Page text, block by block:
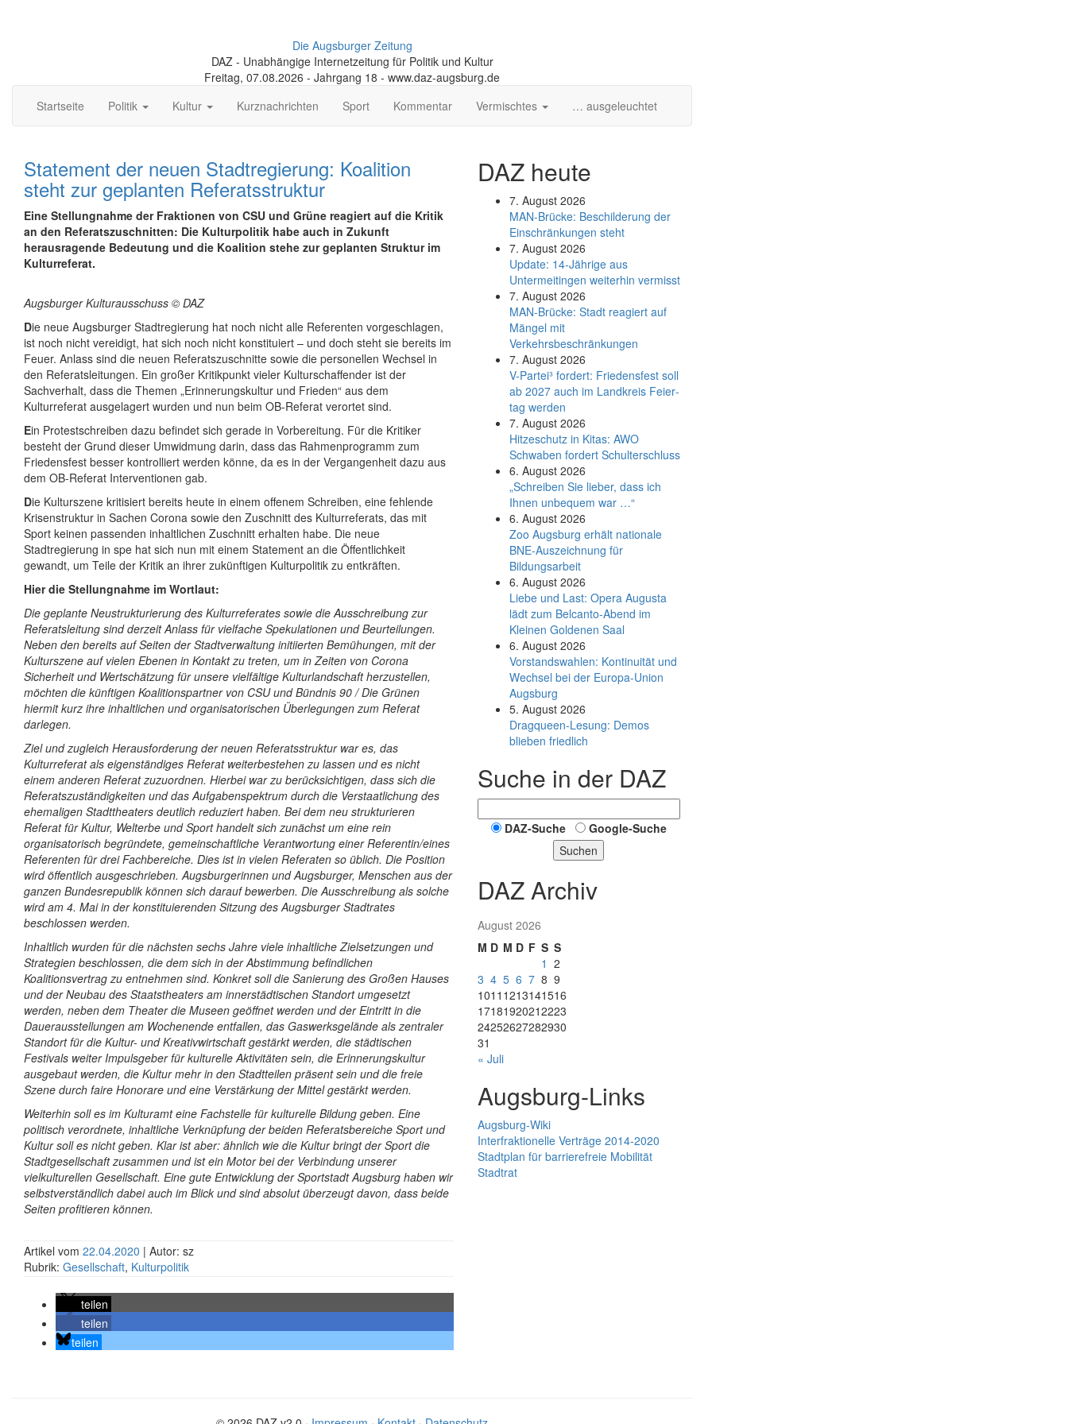
Die Augsburger Zeitung
DAZ - Unabhängige Internetzeitung für Politik und Kultur
Freitag, 07.08.2026 - Jahrgang 18 - www.daz-augsburg.de
Startseite
Politik Kultur Kurznachrichten Sport Kommentar Vermischtes … ausgeleuchtet
Statement der neuen Stadtregierung: Koalition
steht zur geplanten Referatsstruktur
Eine Stellungnahme der Fraktionen von CSU und Grüne reagiert auf die Kritik
an den Referatszuschnitten: Die Kulturpolitik habe auch in Zukunft
herausragende Bedeutung und die Koalition stehe zur geplanten Struktur im
Kulturreferat.
Augsburger Kulturausschuss © DAZ
Die neue Augsburger Stadtregierung hat noch nicht alle Referenten vorgeschlagen,
ist noch nicht vereidigt, hat sich noch nicht konstituiert – und doch steht sie bereits im
Feuer. Anlass sind die neuen Referatszuschnitte sowie die personellen Wechsel in
den Referatsleitungen. Ein großer Kritikpunkt vieler Kulturschaffender ist der
Sachverhalt, dass die Themen „Erinnerungskultur und Frieden“ aus dem
Kulturreferat ausgelagert wurden und nun beim OB-Referat verortet sind.
Ein Protestschreiben dazu befindet sich gerade in Vorbereitung. Für die Kritiker
besteht der Grund dieser Umwidmung darin, dass das Rahmenprogramm zum
Friedensfest besser kontrolliert werden könne, da es in der Vergangenheit dazu aus
dem OB-Referat Interventionen gab.
Die Kulturszene kritisiert bereits heute in einem offenem Schreiben, eine fehlende
Krisenstruktur in Sachen Corona sowie den Zuschnitt des Kulturreferats, das mit
Sport keinen passenden inhaltlichen Zuschnitt erhalten habe. Die neue
Stadtregierung in spe hat sich nun mit einem Statement an die Öffentlichkeit
gewandt, um Teile der Kritik an ihrer zukünftigen Kulturpolitik zu entkräften.
Hier die Stellungnahme im Wortlaut:
Die geplante Neustrukturierung des Kulturreferates sowie die Ausschreibung zur
Referatsleitung sind derzeit Anlass für vielfache Spekulationen und Beurteilungen.
Neben den bereits auf Seiten der Stadtverwaltung initiierten Bemühungen, mit der
Kulturszene auf vielen Ebenen in Kontakt zu treten, um in Zeiten von Corona
Sicherheit und Wertschätzung für unsere vielfältige Kulturlandschaft herzustellen,
möchten die künftigen Koalitionspartner von CSU und Bündnis 90 / Die Grünen
hiermit kurz ihre inhaltlichen und organisatorischen Überlegungen zum Referat
darlegen.
Ziel und zugleich Herausforderung der neuen Referatsstruktur war es, das
Kulturreferat als eigenständiges Referat weiterbestehen zu lassen und es nicht
einem anderen Referat zuzuordnen. Hierbei war zu berücksichtigen, dass sich die
Referatszuständigkeiten und das Aufgabenspektrum durch die Verstaatlichung des
ehemaligen Stadttheaters deutlich reduziert haben. Bei dem neu strukturieren
Referat für Kultur, Welterbe und Sport handelt sich zunächst um eine rein
organisatorisch begründete, gemeinschaftliche Verantwortung einer Referentin/eines
Referenten für drei Fachbereiche. Dies ist in vielen Referaten so üblich. Die Position
wird öffentlich ausgeschrieben. Augsburgerinnen und Augsburger, Menschen aus der
ganzen Bundesrepublik können sich darauf bewerben. Die Ausschreibung als solche
wird am 4. Mai in der konstituierenden Sitzung des Augsburger Stadtrates
beschlossen werden.
Inhaltlich wurden für die nächsten sechs Jahre viele inhaltliche Zielsetzungen und
Strategien beschlossen, die dem sich in der Abstimmung befindlichen
Koalitionsvertrag zu entnehmen sind. Konkret soll die Sanierung des Großen Hauses
und der Neubau des Staatstheaters am innerstädtischen Standort umgesetzt
werden, neben dem Theater die Museen geöffnet werden und der Eintritt in die
Dauerausstellungen am Wochenende entfallen, das Gaswerksgelände als zentraler
Standort für die Kultur- und Kreativwirtschaft gestärkt werden, die städtischen
Festivals weiter Impulsgeber für kulturelle Aktivitäten sein, die Erinnerungskultur
ausgebaut werden, die Kultur mehr in den Stadtteilen präsent sein und die freie
Szene durch faire Honorare und eine Verstärkung der Mittel gestärkt werden.
Weiterhin soll es im Kulturamt eine Fachstelle für kulturelle Bildung geben. Eine
politisch verordnete, inhaltliche Verknüpfung der beiden Referatsbereiche Sport und
Kultur soll es nicht geben. Klar ist aber: ähnlich wie die Kultur bringt der Sport die
Stadtgesellschaft zusammen und ist ein Motor bei der Verbindung unserer
vielkulturellen Gesellschaft. Eine gute Entwicklung der Sportstadt Augsburg haben wir
selbstverständlich dabei auch im Blick und sind absolut überzeugt davon, dass beide
Seiten profitieren können.
Artikel vom 22.04.2020 | Autor: sz
Rubrik: Gesellschaft, Kulturpolitik
teilen
teilen
teilen
DAZ heute
7. August 2026
MAN-Brücke: Beschilderung der
Einschränkungen steht
7. August 2026
Update: 14-Jährige aus
Untermeitingen weiterhin vermisst
7. August 2026
MAN-Brücke: Stadt reagiert auf
Mängel mit
Verkehrsbeschränkungen
7. August 2026
V-Partei­³ fordert: Friedens­fest soll
ab 2027 auch im Land­kreis Feier­
tag werden
7. August 2026
Hitzeschutz in Kitas: AWO
Schwaben fordert Schulterschluss
6. August 2026
„Schreiben Sie lieber, dass ich
Ihnen unbequem war …“
6. August 2026
Zoo Augsburg erhält nationale
BNE-Auszeichnung für
Bildungsarbeit
6. August 2026
Liebe und Last: Opera Augusta
lädt zum Belcanto-Abend im
Kleinen Goldenen Saal
6. August 2026
Vorstandswahlen: Kontinuität und
Wechsel bei der Europa-Union
Augsburg
5. August 2026
Dragqueen-Lesung: Demos
blieben friedlich
Suche in der DAZ
DAZ-Suche
Google-Suche
Suchen
DAZ Archiv
August 2026
M D M D F S S
1 2
3 4 5 6 7 8 9
1011 1213141516
17181920212223
24252627282930
31
« Juli
Augsburg-Links
Augsburg-Wiki
Interfraktionelle Verträge 2014-2020
Stadtplan für barrierefreie Mobilität
Stadtrat